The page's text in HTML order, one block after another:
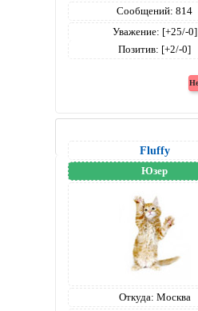
Сообщений: 814
Уважение: [+25/-0]
Позитив: [+2/-0]
Fluffy
Юзер
Откуда: Москва